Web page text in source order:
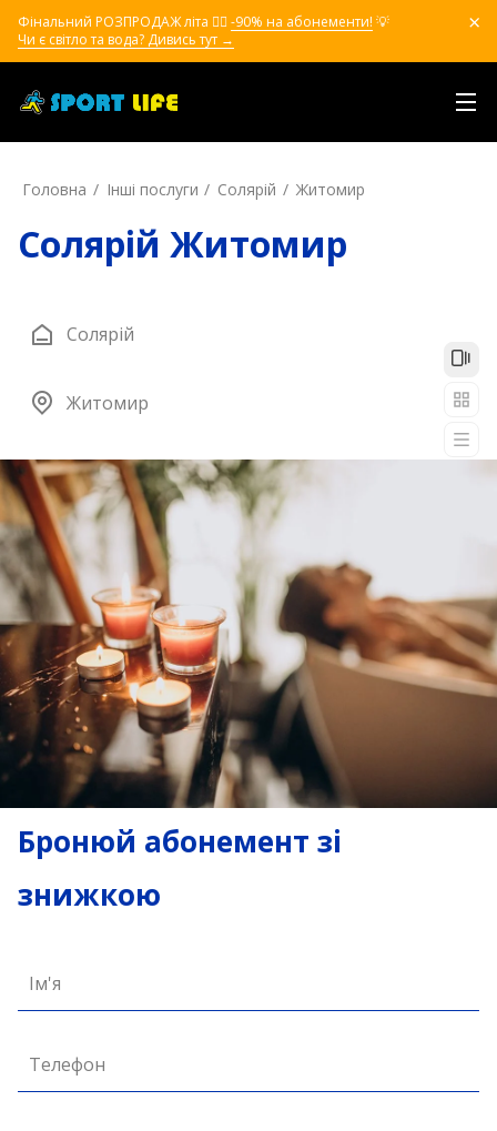
Фінальний РОЗПРОДАЖ літа ❤️‍🔥 -90% на абонементи! 💡
Чи є світло та вода? Дивись тут →
Головна Інші послуги Солярій Житомир
Солярій Житомир
Солярій
Житомир
Бронюй абонемент зі
знижкою
Ім'я
Телефон